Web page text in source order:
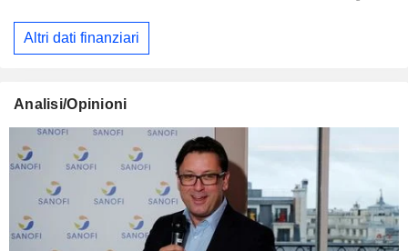
Altri dati finanziari
Analisi/Opinioni